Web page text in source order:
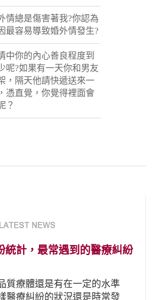
情總是傷害著我?你認為
最容易導致婚外情發生?
中你的內心善良程度到
呢?如果有一天你和男友
，隔天他請快遞送來一
憑直覺，你覺得裡面會
？
統計，最常遇到的醫療糾紛
質療體還是有在一定的水準
醫療糾紛的狀況還是時常發